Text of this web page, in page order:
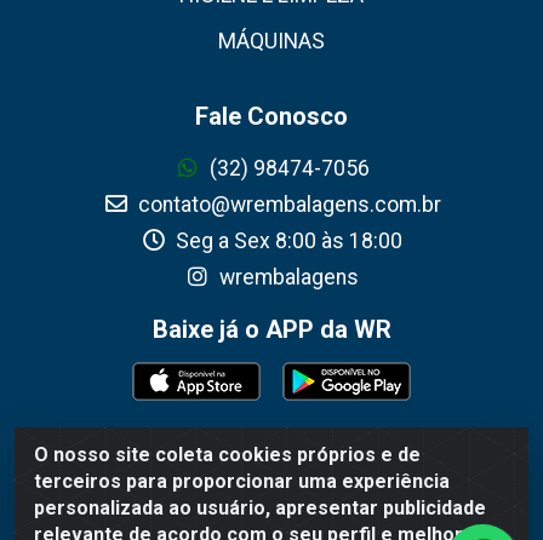
O nosso site coleta cookies próprios e de
terceiros para proporcionar uma experiência
personalizada ao usuário, apresentar publicidade
relevante de acordo com o seu perfil e melhorar a
MÁQUINAS
Fale Conosco
(32) 98474-7056
contato@wrembalagens.com.br
Seg a Sex 8:00 às 18:00
wrembalagens
Baixe já o APP da WR
WR Embalagens - R. Cel. Teodoro Gomes de Araújo, 1360 -
Grogotó - Barbacena / MG - CEP 36202-628 - CNPJ
02.692.206/0001-55